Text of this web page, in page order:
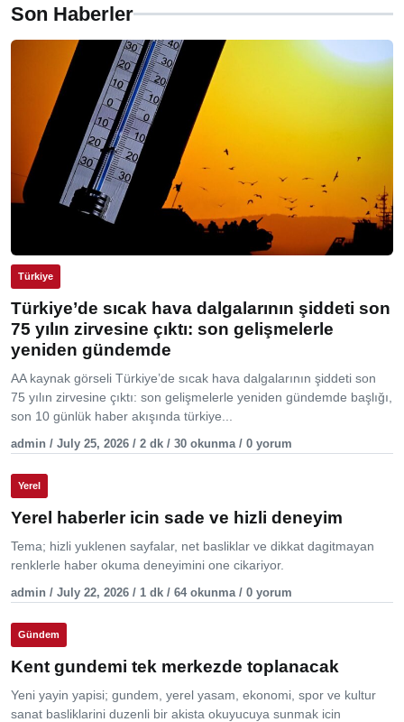
Son Haberler
Türkiye
Türkiye’de sıcak hava dalgalarının şiddeti son
75 yılın zirvesine çıktı: son gelişmelerle
yeniden gündemde
AA kaynak görseli Türkiye’de sıcak hava dalgalarının şiddeti son
75 yılın zirvesine çıktı: son gelişmelerle yeniden gündemde başlığı,
son 10 günlük haber akışında türkiye...
admin / July 25, 2026 / 2 dk / 30 okunma / 0 yorum
Yerel
Yerel haberler icin sade ve hizli deneyim
Tema; hizli yuklenen sayfalar, net basliklar ve dikkat dagitmayan
renklerle haber okuma deneyimini one cikariyor.
admin / July 22, 2026 / 1 dk / 64 okunma / 0 yorum
Gündem
Kent gundemi tek merkezde toplanacak
Yeni yayin yapisi; gundem, yerel yasam, ekonomi, spor ve kultur
sanat basliklarini duzenli bir akista okuyucuya sunmak icin